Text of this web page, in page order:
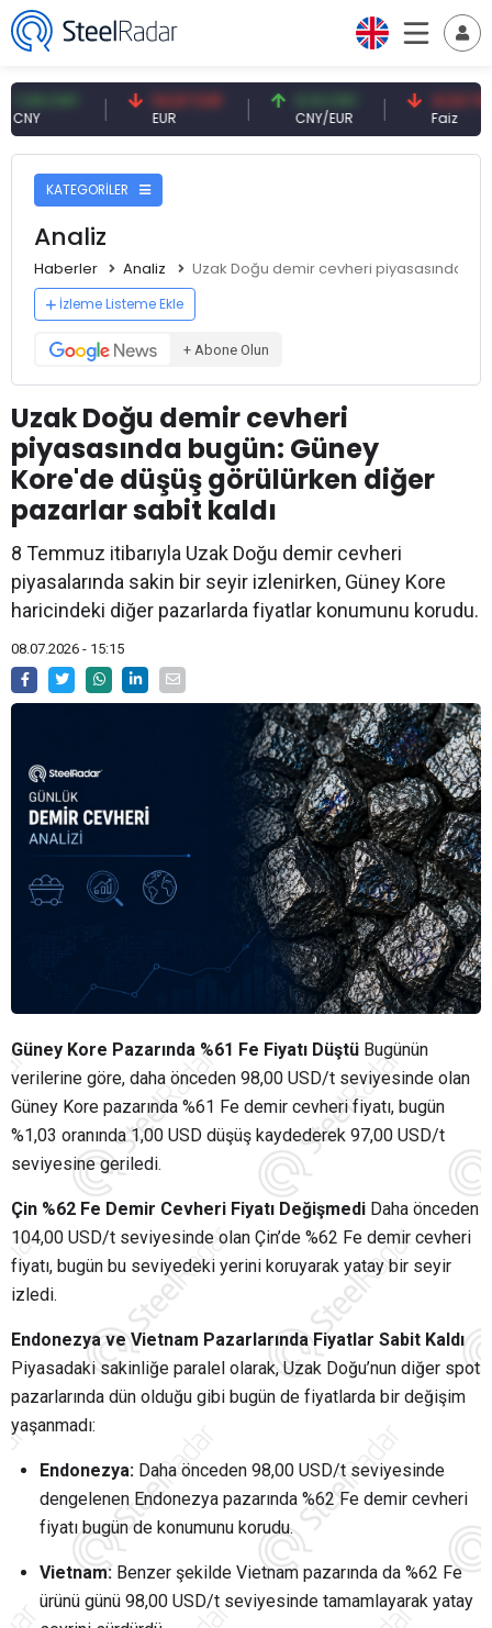
54,87 EUR 0,13 CNY
CNY/EUR
41,53 TRY
KATEGORİLER
Analiz
Haberler Analiz Uzak Doğu demir cevheri piyasasında
İzleme Listeme Ekle
+ Abone Olun
Uzak Doğu demir cevheri
piyasasında bugün: Güney
Kore'de düşüş görülürken diğer
pazarlar sabit kaldı
8 Temmuz itibarıyla Uzak Doğu demir cevheri
piyasalarında sakin bir seyir izlenirken, Güney Kore
haricindeki diğer pazarlarda fiyatlar konumunu korudu.
08.07.2026 - 15:15
Güney Kore Pazarında %61 Fe Fiyatı Düştü Bugünün
verilerine göre, daha önceden 98,00 USD/t seviyesinde olan
Güney Kore pazarında %61 Fe demir cevheri fiyatı, bugün
%1,03 oranında 1,00 USD düşüş kaydederek 97,00 USD/t
seviyesine geriledi.
Çin %62 Fe Demir Cevheri Fiyatı Değişmedi Daha önceden
104,00 USD/t seviyesinde olan Çin’de %62 Fe demir cevheri
fiyatı, bugün bu seviyedeki yerini koruyarak yatay bir seyir
izledi.
Endonezya ve Vietnam Pazarlarında Fiyatlar Sabit Kaldı
Piyasadaki sakinliğe paralel olarak, Uzak Doğu’nun diğer spot
pazarlarında dün olduğu gibi bugün de fiyatlarda bir değişim
yaşanmadı:
Endonezya: Daha önceden 98,00 USD/t seviyesinde
dengelenen Endonezya pazarında %62 Fe demir cevheri
fiyatı bugün de konumunu korudu.
Vietnam: Benzer şekilde Vietnam pazarında da %62 Fe
ürünü günü 98,00 USD/t seviyesinde tamamlayarak yatay